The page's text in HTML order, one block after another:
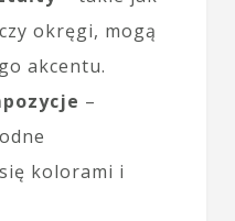
okręgi, mogą
akcentu.
–
kolorami i